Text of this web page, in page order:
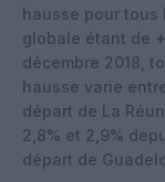
hausse pour tous
globale étant de
décembre 2018,
hausse varie
départ de La
2,8% et 2,9%
départ de